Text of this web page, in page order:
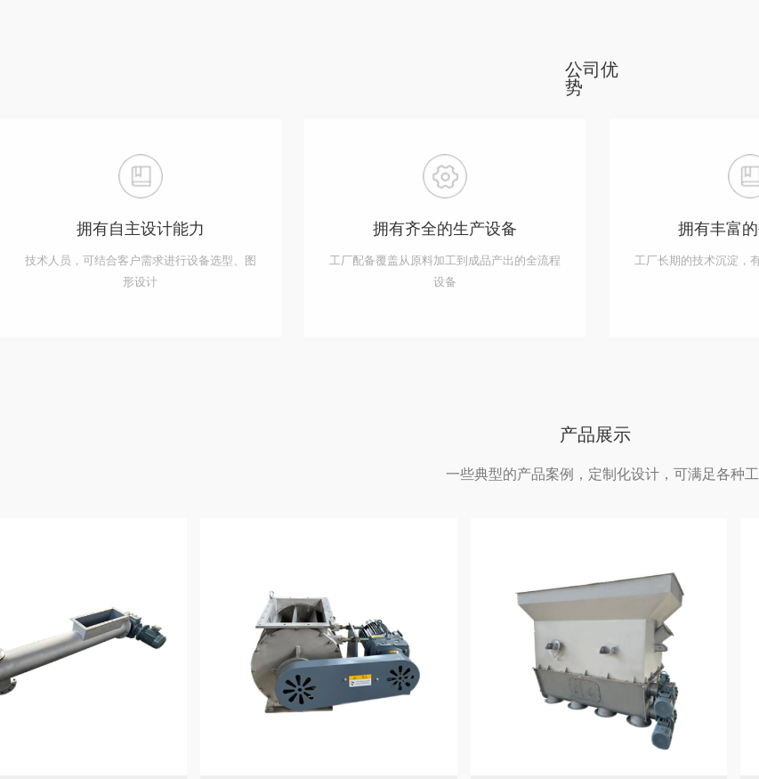
公司优
势
拥有自主设计能力
技术人员，可结合客户需求进行设备选型、图
形设计
拥有齐全的生产设备
工厂配备覆盖从原料加工到成品产出的全流程
设备
拥有丰富
工厂长期的技术沉淀，
一些典型的产品案例，定制化设计，可满足各种
产品展示